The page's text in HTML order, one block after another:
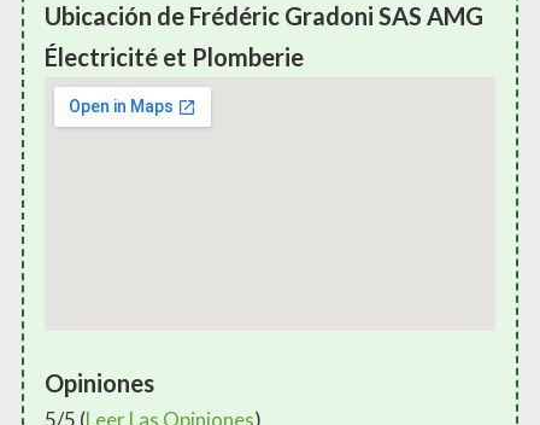
Ubicación de Frédéric Gradoni SAS AMG
Électricité et Plomberie
Opiniones
5/5 (Leer Las Opiniones)